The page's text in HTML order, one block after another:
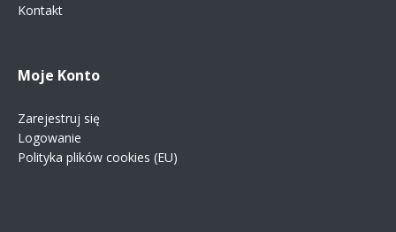
Kontakt
Moje Konto
Zarejestruj się
Logowanie
Polityka plików cookies (EU)